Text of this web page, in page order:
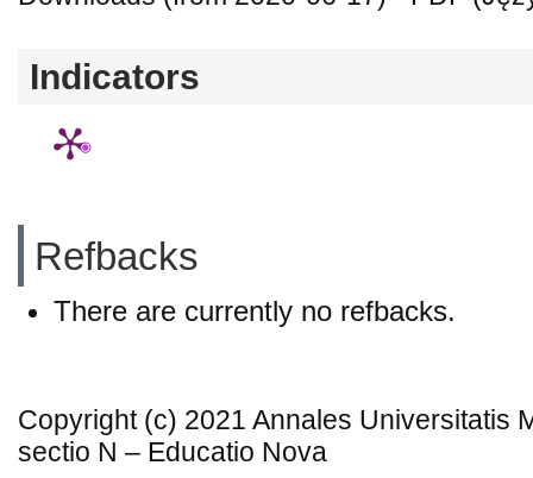
Indicators
Refbacks
There are currently no refbacks.
Copyright (c) 2021 Annales Universitatis
sectio N – Educatio Nova